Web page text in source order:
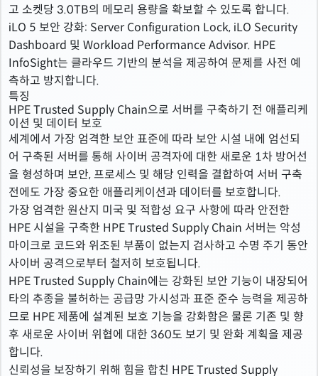
고 소켓당 3.0TB의 메모리 용량을 확보할 수 있도록 합니다.
iLO 5 보안 강화: Server Configuration Lock, iLO Security
Dashboard 및 Workload Performance Advisor. HPE
InfoSight는 클라우드 기반의 분석을 제공하여 문제를 사전 예
측하고 방지합니다.
특징
HPE Trusted Supply Chain으로 서버를 구축하기 전 애플리케
이션 및 데이터 보호
세계에서 가장 엄격한 보안 표준에 따라 보안 시설 내에 엄선되
어 구축된 서버를 통해 사이버 공격자에 대한 새로운 1차 방어선
을 형성하며 보안, 프로세스 및 해당 인력을 결합하여 서버 구축
전에도 가장 중요한 애플리케이션과 데이터를 보호합니다.
가장 엄격한 원산지 미국 및 적합성 요구 사항에 따라 안전한
HPE 시설을 구축한 HPE Trusted Supply Chain 서버는 악성
마이크로 코드와 위조된 부품이 없는지 검사하고 수명 주기 동안
사이버 공격으로부터 철저히 보호됩니다.
HPE Trusted Supply Chain에는 강화된 보안 기능이 내장되어
타의 추종을 불허하는 공급망 가시성과 표준 준수 능력을 제공하
므로 HPE 제품에 설계된 보호 기능을 강화함은 물론 기존 및 향
후 새로운 사이버 위협에 대한 360도 보기 및 완화 계획을 제공
합니다.
신뢰성을 보장하기 위해 힘을 합친 HPE Trusted Supply